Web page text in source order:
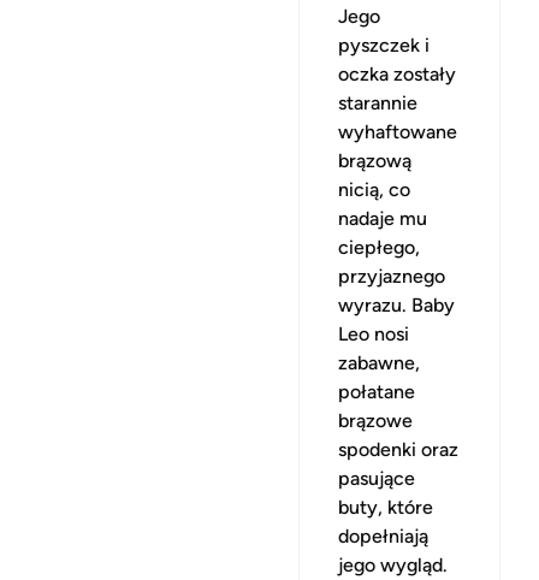
Jego
pyszczek i
oczka zostały
starannie
wyhaftowane
brązową
nicią, co
nadaje mu
ciepłego,
przyjaznego
wyrazu. Baby
Leo nosi
zabawne,
połatane
brązowe
spodenki oraz
pasujące
buty, które
dopełniają
jego wygląd.